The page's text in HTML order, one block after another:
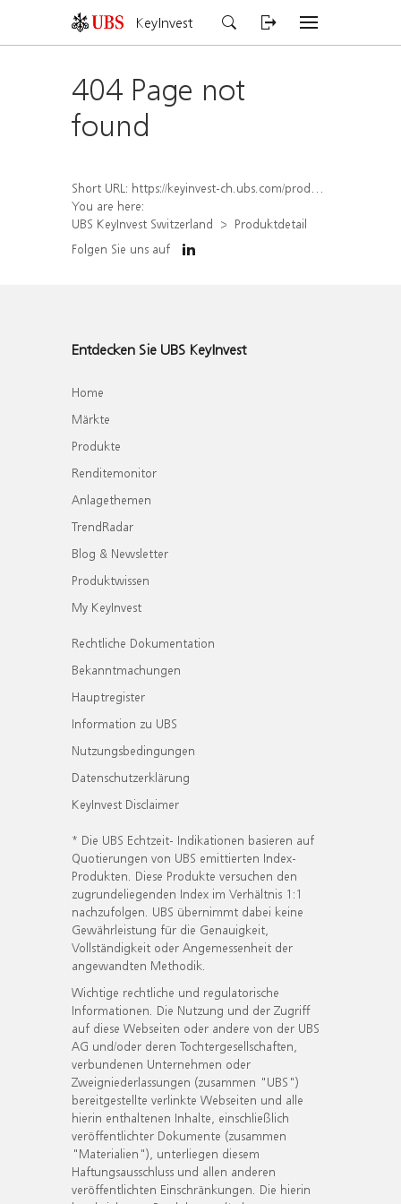
KeyInvest
404 Page not
found
Short URL: https://keyinvest-ch.ubs.com/produkt/detail/index/isin/CH1584638212
You are here:
UBS KeyInvest Switzerland
Produktdetail
Folgen Sie uns auf
Entdecken Sie UBS KeyInvest
Home
Märkte
Produkte
Renditemonitor
Anlagethemen
TrendRadar
Blog & Newsletter
Produktwissen
My KeyInvest
Rechtliche Dokumentation
Bekanntmachungen
Hauptregister
Information zu UBS
Nutzungsbedingungen
Datenschutzerklärung
KeyInvest Disclaimer
* Die UBS Echtzeit- Indikationen basieren auf
Quotierungen von UBS emittierten Index-
Produkten. Diese Produkte versuchen den
zugrundeliegenden Index im Verhältnis 1:1
nachzufolgen. UBS übernimmt dabei keine
Gewährleistung für die Genauigkeit,
Vollständigkeit oder Angemessenheit der
angewandten Methodik.
Wichtige rechtliche und regulatorische
Informationen. Die Nutzung und der Zugriff
auf diese Webseiten oder andere von der UBS
AG und/oder deren Tochtergesellschaften,
verbundenen Unternehmen oder
Zweigniederlassungen (zusammen "UBS")
bereitgestellte verlinkte Webseiten und alle
hierin enthaltenen Inhalte, einschließlich
veröffentlichter Dokumente (zusammen
"Materialien"), unterliegen diesem
Haftungsausschluss und allen anderen
veröffentlichten Einschränkungen. Die hierin